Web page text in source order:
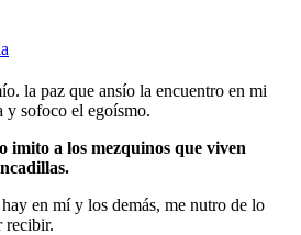
la paz que ansío la encuentro en mi
y sofoco el egoísmo.
imito a los mezquinos que viven
en mí y los demás, me nutro de lo
recibir.